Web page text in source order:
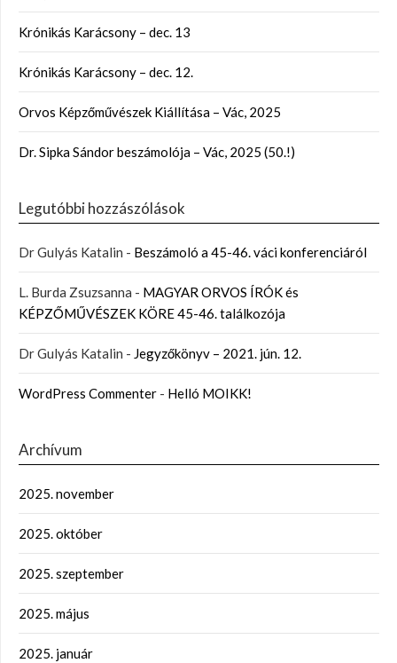
Krónikás Karácsony – dec. 13
Krónikás Karácsony – dec. 12.
Orvos Képzőművészek Kiállítása – Vác, 2025
Dr. Sipka Sándor beszámolója – Vác, 2025 (50.!)
Legutóbbi hozzászólások
Dr Gulyás Katalin - Beszámoló a 45-46. váci konferenciáról
L. Burda Zsuzsanna - MAGYAR ORVOS ÍRÓK és
KÉPZŐMŰVÉSZEK KÖRE 45-46. találkozója
Dr Gulyás Katalin - Jegyzőkönyv – 2021. jún. 12.
WordPress Commenter - Helló MOIKK!
Archívum
2025. november
2025. október
2025. szeptember
2025. május
2025. január